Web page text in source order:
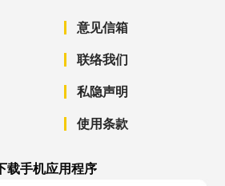
意见信箱
联络我们
私隐声明
使用条款
下载手机应用程序